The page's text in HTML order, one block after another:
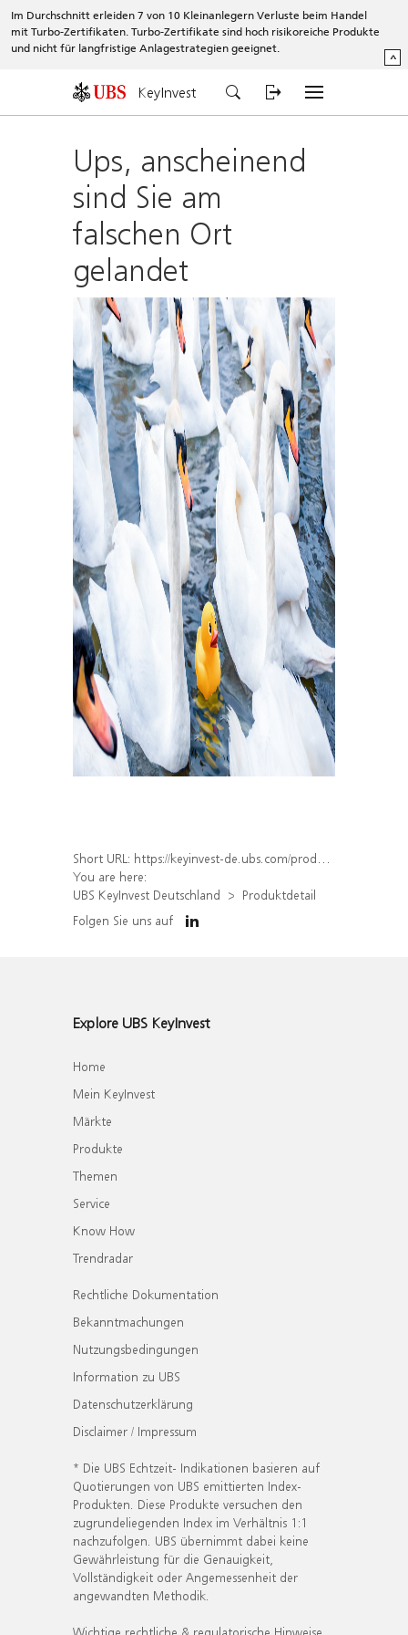
Im Durchschnitt erleiden 7 von 10 Kleinanlegern Verluste beim Handel
mit Turbo-Zertifikaten. Turbo-Zertifikate sind hoch risikoreiche Produkte
und nicht für langfristige Anlagestrategien geeignet.
^
KeyInvest
Ups, anscheinend
sind Sie am
falschen Ort
gelandet
Short URL: https://keyinvest-de.ubs.com/produkt/detail/index/isin/DE000WA86E13
You are here:
UBS KeyInvest Deutschland
Produktdetail
Folgen Sie uns auf
Explore UBS KeyInvest
Home
Mein KeyInvest
Märkte
Produkte
Themen
Service
Know How
Trendradar
Rechtliche Dokumentation
Bekanntmachungen
Nutzungsbedingungen
Information zu UBS
Datenschutzerklärung
Disclaimer / Impressum
* Die UBS Echtzeit- Indikationen basieren auf
Quotierungen von UBS emittierten Index-
Produkten. Diese Produkte versuchen den
zugrundeliegenden Index im Verhältnis 1:1
nachzufolgen. UBS übernimmt dabei keine
Gewährleistung für die Genauigkeit,
Vollständigkeit oder Angemessenheit der
angewandten Methodik.